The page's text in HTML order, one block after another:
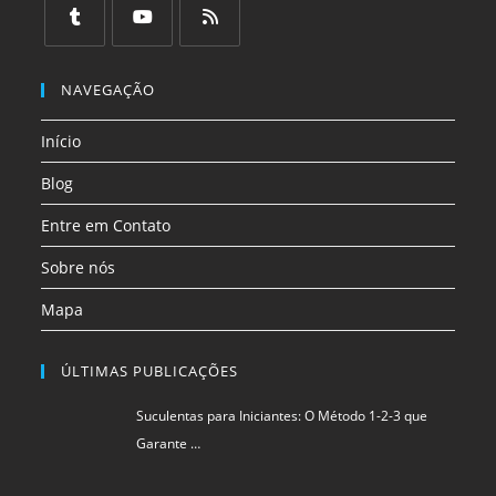
uma
aba
em
uma
aba
uma
em
nova
aba
em
aba
aba
NAVEGAÇÃO
Início
Blog
Entre em Contato
Sobre nós
Mapa
ÚLTIMAS PUBLICAÇÕES
Suculentas para Iniciantes: O Método 1-2-3 que
Garante …